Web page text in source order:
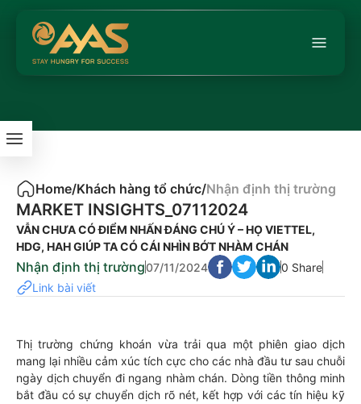
Home/Khách hàng tổ chức/Nhận định thị trường
MARKET INSIGHTS_07112024
VẪN CHƯA CÓ ĐIỂM NHẤN ĐÁNG CHÚ Ý – HỌ VIETTEL,
HDG, HAH GIÚP TA CÓ CÁI NHÌN BỚT NHÀM CHÁN
Nhận định thị trường07/11/2024
0 Share
Link bài viết
Thị trường chứng khoán vừa trải qua một phiên giao dịch
mang lại nhiều cảm xúc tích cực cho các nhà đầu tư sau chuỗi
ngày dịch chuyển đi ngang nhàm chán. Dòng tiền thông minh
bắt đầu có sự chuyển dịch rõ nét, kết hợp với các tín hiệu kỹ